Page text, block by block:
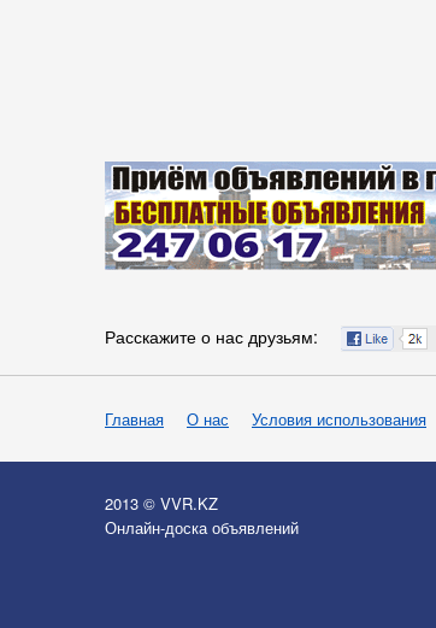
Расскажите о нас друзьям:
Главная О нас Условия использования
2013 © VVR.KZ
Онлайн-доска объявлений